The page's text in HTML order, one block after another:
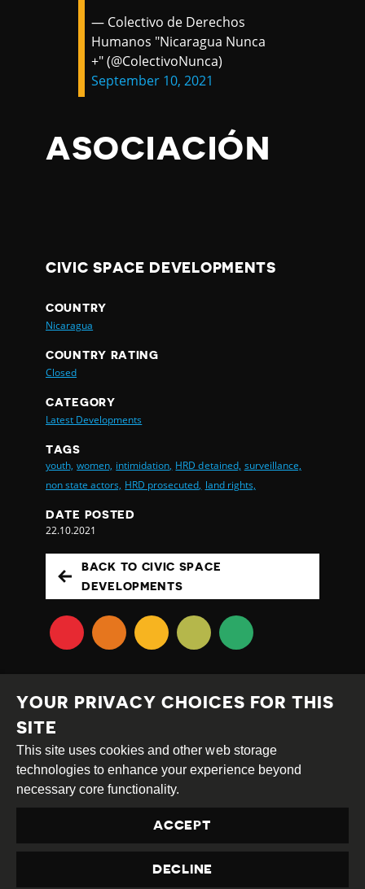
— Colectivo de Derechos
Humanos "Nicaragua Nunca
+" (@ColectivoNunca)
September 10, 2021
ASOCIACIÓN
CIVIC SPACE DEVELOPMENTS
COUNTRY
Nicaragua
COUNTRY RATING
Closed
CATEGORY
Latest Developments
TAGS
youth, women, intimidation, HRD detained, surveillance,
non state actors, HRD prosecuted, land rights,
DATE POSTED
22.10.2021
BACK TO CIVIC SPACE
DEVELOPMENTS
Creative
Commons
Attribution
Share
Alike
This work is licensed under aCreative Commons
Attribution-ShareAlike 4.0 International License
Site byDEV|Login
YOUR PRIVACY CHOICES FOR THIS
SITE
This site uses cookies and other web storage
technologies to enhance your experience beyond
necessary core functionality.
ACCEPT
DECLINE